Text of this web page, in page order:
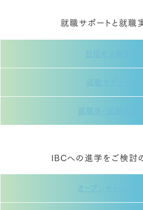
就職サポートと就職
目指せる職業
就職サポート
就職率・就職実績
IBCへの進学をご検討
オープンキャンパス